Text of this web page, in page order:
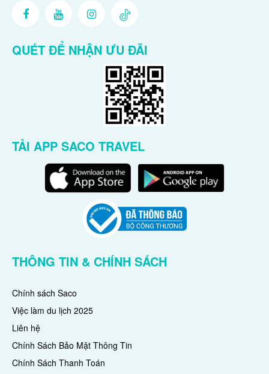
QUÉT ĐỂ NHẬN ƯU ĐÃI
TẢI APP SACO TRAVEL
THÔNG TIN & CHÍNH SÁCH
Chính sách Saco
Việc làm du lịch 2025
Liên hệ
Chính Sách Bảo Mật Thông Tin
Chính Sách Thanh Toán